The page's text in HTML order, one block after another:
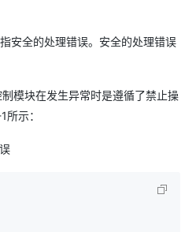
安全的处理错误。安全的处理错误
模块在发生异常时是遵循了禁止操
示：